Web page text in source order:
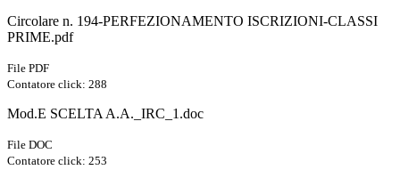
Circolare n. 194-PERFEZIONAMENTO ISCRIZIONI-CLASSI
PRIME.pdf
File PDF
Contatore click: 288
Mod.E SCELTA A.A._IRC_1.doc
File DOC
Contatore click: 253